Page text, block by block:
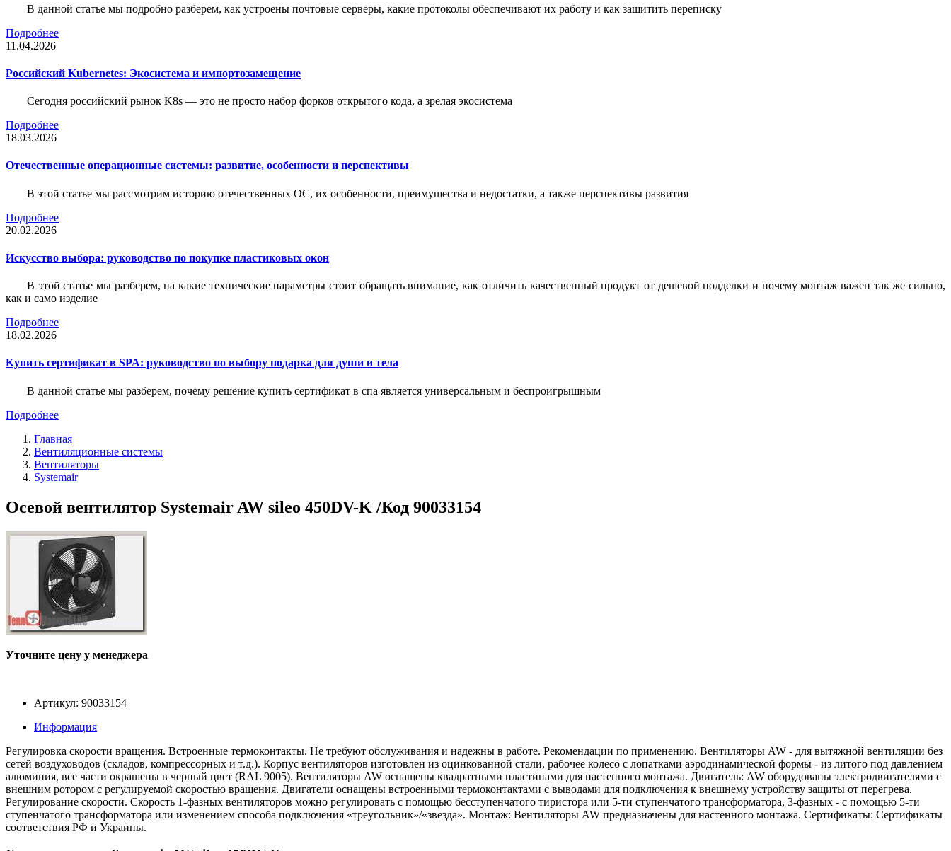
В данной статье мы подробно разберем, как устроены почтовые серверы, какие протоколы обеспечивают их работу и как защитить переписку
Подробнее
11.04.2026
Российский Kubernetes: Экосистема и импортозамещение
Сегодня российский рынок K8s — это не просто набор форков открытого кода, а зрелая экосистема
Подробнее
18.03.2026
Отечественные операционные системы: развитие, особенности и перспективы
В этой статье мы рассмотрим историю отечественных ОС, их особенности, преимущества и недостатки, а также перспективы развития
Подробнее
20.02.2026
Искусство выбора: руководство по покупке пластиковых окон
В этой статье мы разберем, на какие технические параметры стоит обращать внимание, как отличить качественный продукт от дешевой подделки и почему монтаж важен так же сильно,
как и само изделие
Подробнее
18.02.2026
Купить сертификат в SPA: руководство по выбору подарка для души и тела
В данной статье мы разберем, почему решение купить сертификат в спа является универсальным и беспроигрышным
Подробнее
Главная
Вентиляционные системы
Вентиляторы
Systemair
Осевой вентилятор Systemair AW sileo 450DV-K /Код 90033154
Уточните цену у менеджера
Артикул: 90033154
Информация
Регулировка скорости вращения. Встроенные термоконтакты. Не требуют обслуживания и надежны в работе. Рекомендации по применению. Вентиляторы AW - для вытяжной вентиляции без
сетей воздуховодов (складов, компрессорных и т.д.). Корпус вентиляторов изготовлен из оцинкованной стали, рабочее колесо с лопатками аэродинамической формы - из литого под давлением
алюминия, все части окрашены в черный цвет (RAL 9005). Вентиляторы AW оснащены квадратными пластинами для настенного монтажа. Двигатель: AW оборудованы электродвигателями с
внешним ротором с регулируемой скоростью вращения. Двигатели оснащены встроенными термоконтактами с выводами для подключения к внешнему устройству защиты от перегрева.
Регулирование скорости. Скорость 1-фазных вентиляторов можно регулировать с помощью бесступенчатого тиристора или 5-ти ступенчатого трансформатора, 3-фазных - с помощью 5-ти
ступенчатого трансформатора или изменением способа подключения «треугольник»/«звезда». Монтаж: Вентиляторы AW предназначены для настенного монтажа. Сертификаты: Сертификаты
соответствия РФ и Украины.